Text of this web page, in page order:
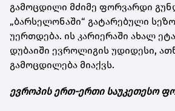
გამოცდილი მძიმე ფორვარდი
„ბარსელონაში“ გატარებული
უერთდება. ის კარიერაში ახალ
დუბაიში ევროლიგის უდიდესი,
გამოცდილება მიაქვს.
ევროპის ერთ-ერთი საუკეთესო